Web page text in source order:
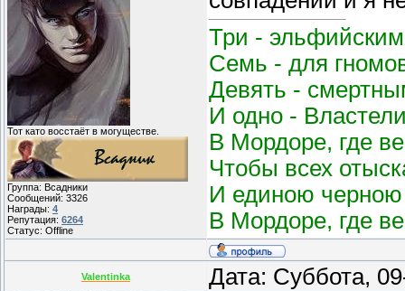
Тот като восстаёт в могуществе.
Группа: Всадники
Сообщений: 3326
Награды: 4
Репутация: 6264
Статус: Offline
Три -
Семь - для
Девять -
И одно -
В Мордоре, где
Чтобы всех
И единою черною
В Мордоре, где
Valentinka Дата: Суббота,